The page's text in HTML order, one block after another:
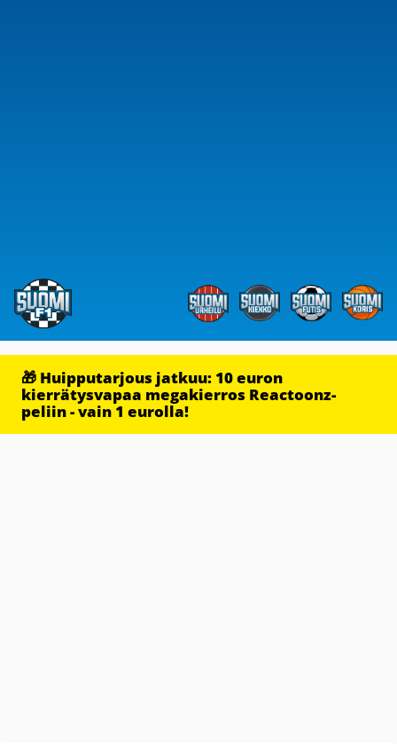
🎁 Huipputarjous jatkuu: 10 euron
kierrätysvapaa megakierros Reactoonz-
peliin - vain 1 eurolla!